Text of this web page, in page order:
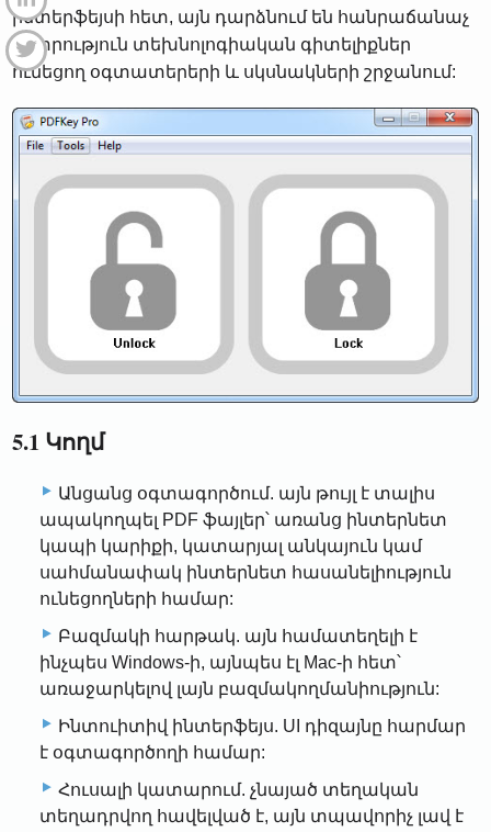
ինտերֆեյսի հետ, այն դարձնում են հանրաճանաչ
ընտրություն տեխնոլոգիական գիտելիքներ
ունեցող օգտատերերի և սկսնակների շրջանում:
5.1 Կողմ
Անցանց օգտագործում. այն թույլ է տալիս
ապակողպել PDF ֆայլեր՝ առանց ինտերնետ
կապի կարիքի, կատարյալ անկայուն կամ
սահմանափակ ինտերնետ հասանելիություն
ունեցողների համար:
Բազմակի հարթակ. այն համատեղելի է
ինչպես Windows-ի, այնպես էլ Mac-ի հետ՝
առաջարկելով լայն բազմակողմանիություն:
Ինտուիտիվ ինտերֆեյս. UI դիզայնը հարմար
է օգտագործողի համար:
Հուսալի կատարում. չնայած տեղական
տեղադրվող հավելված է, այն տպավորիչ լավ է